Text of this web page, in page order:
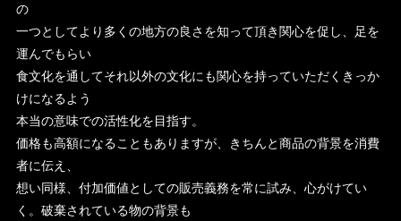
の
一つとしてより多くの地方の良さを知って頂き関心を促し、足を
運んでもらい
食文化を通してそれ以外の文化にも関心を持っていただくきっか
けになるよう
本当の意味での活性化を目指す。
価格も高額になることもありますが、きちんと商品の背景を消費
者に伝え、
想い同様、付加価値としての販売義務を常に試み、心がけてい
く。破棄されている物の背景も